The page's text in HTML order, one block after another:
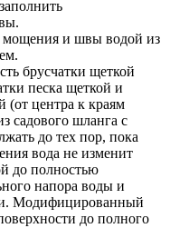
мощения и швы водой из
брусчатки щеткой
песка щеткой и
(от центра к краям
садового шланга с
до тех пор, пока
вода не изменит
до полностью
напора воды и
Модифицированный
до полного